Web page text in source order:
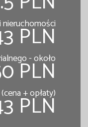
PLN
- około
PLN
+ opłaty)
PLN